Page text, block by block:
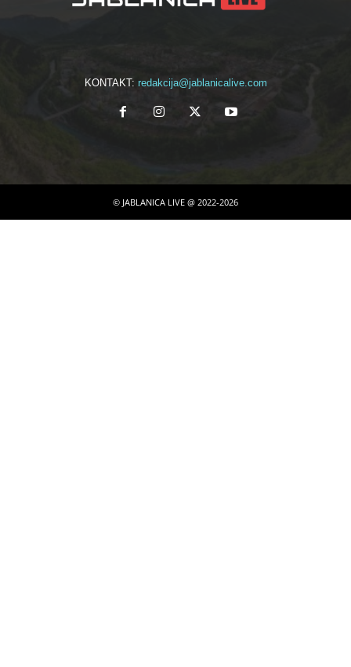
KONTAKT: redakcija@jablanicalive.com
© JABLANICA LIVE @ 2022-2026